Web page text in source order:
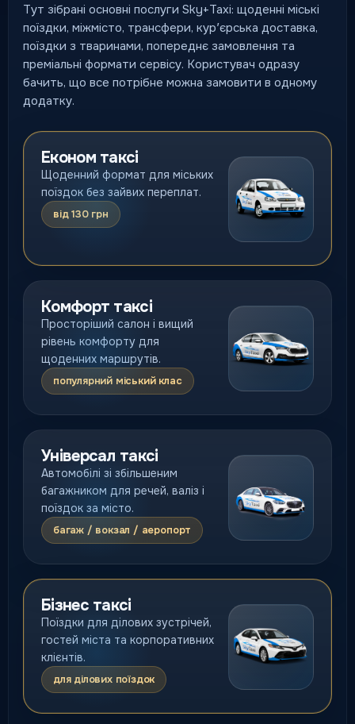
Тут зібрані основні послуги Sky+Taxi: щоденні міські
поїздки, міжмісто, трансфери, курʼєрська доставка,
поїздки з тваринами, попереднє замовлення та
преміальні формати сервісу. Користувач одразу
бачить, що все потрібне можна замовити в одному
додатку.
Економ таксі
Щоденний формат для міських
поїздок без зайвих переплат.
від 130 грн
Комфорт таксі
Просторіший салон і вищий
рівень комфорту для
щоденних маршрутів.
популярний міський клас
Універсал таксі
Автомобілі зі збільшеним
багажником для речей, валіз і
поїздок за місто.
багаж / вокзал / аеропорт
Бізнес таксі
Поїздки для ділових зустрічей,
гостей міста та корпоративних
клієнтів.
для ділових поїздок